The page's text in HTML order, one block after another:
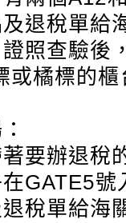
退稅單給
照查驗後
或橘標的
要辦退稅
GATE5
稅單給海